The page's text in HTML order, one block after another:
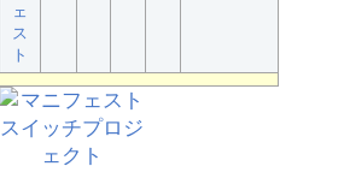
ェ
ス
ト